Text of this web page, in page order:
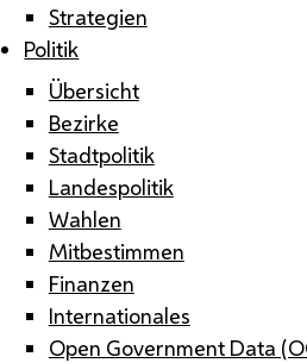
Strategien
Politik
Übersicht
Bezirke
Stadtpolitik
Landespolitik
Wahlen
Mitbestimmen
Finanzen
Internationales
Open Government Data